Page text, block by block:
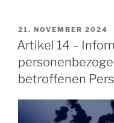
VERÖFFENTLICHT
AM
21. NOVEMBER 2024
Artikel 14 –
betroffenen